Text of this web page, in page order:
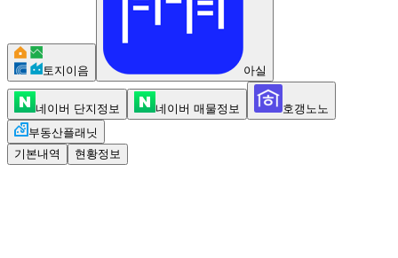
토지이음 아실
네이버 단지정보 네이버 매물정보
호갱노노
부동산플래닛
기본내역
현황정보